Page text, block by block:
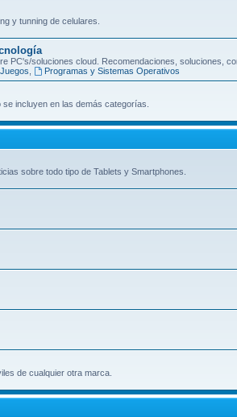
y tunning de celulares.
PC's/soluciones cloud. Recomendaciones, soluciones,
Juegos Programas y Sistemas Operativos
incluyen en las demás categorí­as.
sobre todo tipo de Tablets y Smartphones.
de cualquier otra marca.